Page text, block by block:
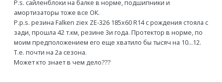
P.s. сайленблоки на балке в норме, подшипники и
амортизаторы тоже все ОК.
P.p.s. резина Falken ziex ZE-326 185x60 R14 с рождения стояла с
зади, прошла 42 т.км, резине 3и года. Протектор в норме, по
моим предположением его еще хватило бы тысяч на 10...12.
Т.е. почти на 2а сезона.
Может кто знает в чем дело???